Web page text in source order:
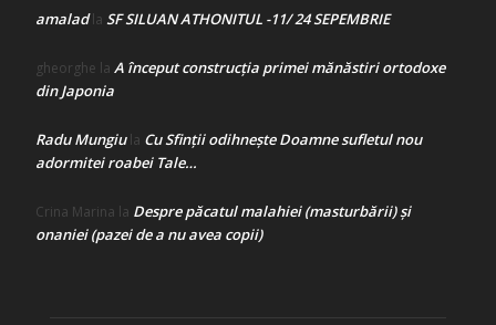
amaladla SF SILUAN ATHONITUL -11/ 24 SEPEMBRIE
gheorghe la A început construcţia primei mănăstiri ortodoxe
din Japonia
Radu Mungiula Cu Sfinții odihnește Doamne sufletul nou
adormitei roabei Tale…
Crina Marina la Despre păcatul malahiei (masturbării) şi
onaniei (pazei de a nu avea copii)